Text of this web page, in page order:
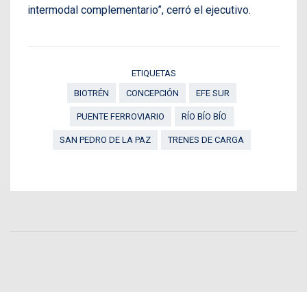
intermodal complementario”, cerró el ejecutivo.
ETIQUETAS
BIOTRÉN
CONCEPCIÓN EFE SUR
PUENTE FERROVIARIO RÍO BÍO BÍO
SAN PEDRO DE LA PAZ TRENES DE CARGA